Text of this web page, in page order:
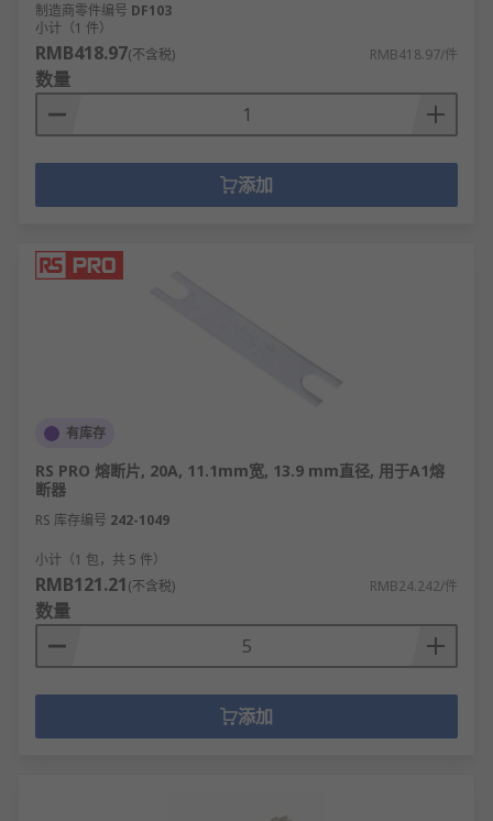
制造商零件编号 DF103
小计（1 件）
RMB418.97(不含税) RMB418.97/件
数量
添加
有库存
RS PRO 熔断片, 20A, 11.1mm宽, 13.9 mm直径, 用于A1熔
断器
RS 库存编号 242-1049
小计（1 包，共 5 件）
RMB121.21(不含税) RMB24.242/件
数量
添加